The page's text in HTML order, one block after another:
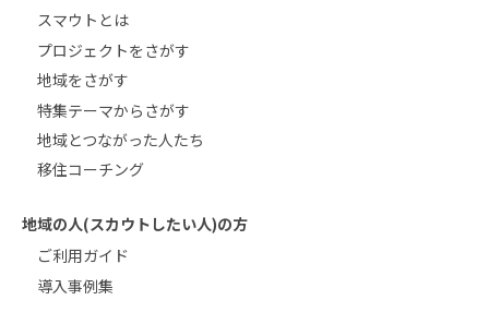
スマウトとは
プロジェクトをさがす
地域をさがす
特集テーマからさがす
地域とつながった人たち
移住コーチング
地域の人(スカウトしたい人)の方
ご利用ガイド
導入事例集